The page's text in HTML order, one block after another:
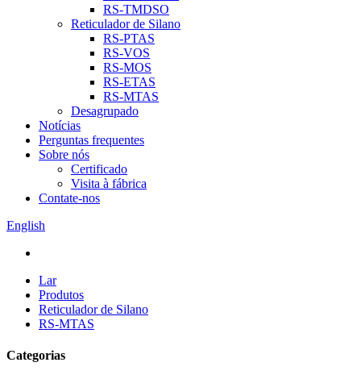
RS-TMDSO
Reticulador de Silano
RS-PTAS
RS-VOS
RS-MOS
RS-ETAS
RS-MTAS
Desagrupado
Notícias
Perguntas frequentes
Sobre nós
Certificado
Visita à fábrica
Contate-nos
English
Lar
Produtos
Reticulador de Silano
RS-MTAS
Categorias